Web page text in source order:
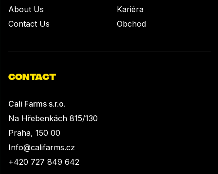
About Us
Contact Us
Kariéra
Obchod
CONTACT
Cali Farms s.r.o.
Na Hřebenkách 815/130
Praha, 150 00
Info@califarms.cz
+420 727 849 642